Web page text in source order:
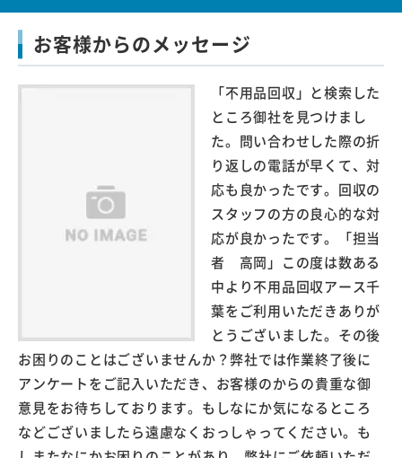
お客様からのメッセージ
「不用品回収」と検索した
ところ御社を見つけまし
た。問い合わせした際の折
り返しの電話が早くて、対
応も良かったです。回収の
スタッフの方の良心的な対
応が良かったです。「担当
者 高岡」この度は数ある
中より不用品回収アース千
葉をご利用いただきありが
とうございました。その後
お困りのことはございませんか？弊社では作業終了後に
アンケートをご記入いただき、お客様のからの貴重な御
意見をお待ちしております。もしなにか気になるところ
などございましたら遠慮なくおっしゃってください。も